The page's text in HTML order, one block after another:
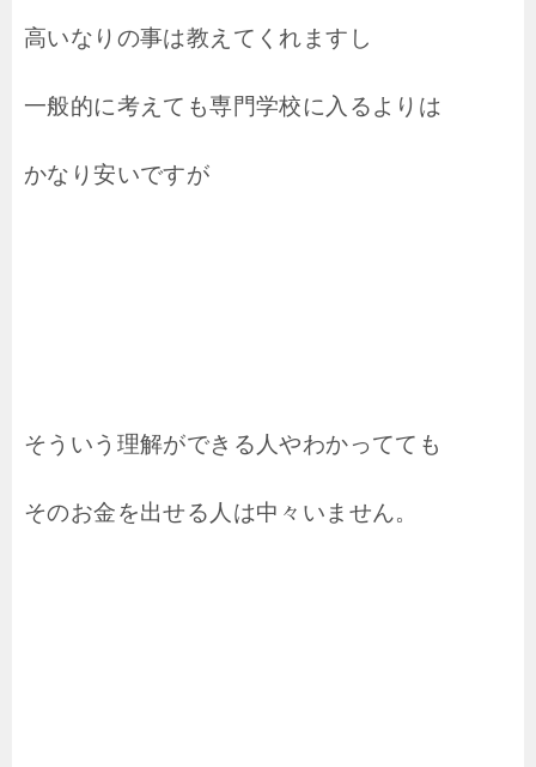
高いなりの事は教えてくれますし
一般的に考えても専門学校に入るよりは
かなり安いですが
そういう理解ができる人やわかってても
そのお金を出せる人は中々いません。